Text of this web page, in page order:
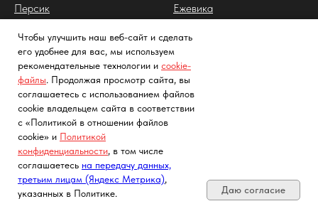
Персик
Абрикос
Шелковица
Дюк
Инжир
Ежевика
Ирга
Крыжовник
Кизил
Арония
Чтобы улучшить наш веб-сайт и сделать
его удобнее для вас, мы используем
рекомендательные технологии и cookie-
файлы. Продолжая просмотр сайта, вы
соглашаетесь с использованием файлов
cookie владельцем сайта в соответствии
с «Политикой в отношении файлов
cookie» и Политикой
конфиденциальности, в том числе
соглашаетесь на передачу данных,
третьим лицам (Яндекс Метрика),
указанных в Политике.
Даю согласие